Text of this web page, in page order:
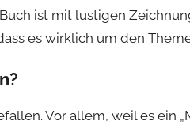
ist mit lustigen
es wirklich um den
Vor allem, weil es ein